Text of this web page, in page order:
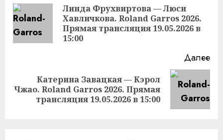
чтение
Линда Фрухвиртова — Люси
Хавличкова. Roland Garros 2026.
Прямая трансляция 19.05.2026 в
15:00
Далее
Следующая
запись:
Катерина Завацкая — Кэрол
Чжао. Roland Garros 2026. Прямая
трансляция 19.05.2026 в 15:00